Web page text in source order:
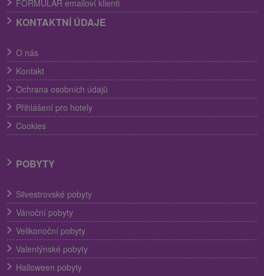
FORMULÁR emailoví klienti
KONTAKTNÍ ÚDAJE
O nás
Kontakt
Ochrana osobních údajů
Přihlášení pro hotely
Cookies
POBYTY
Silvestrovské pobyty
Vánoční pobyty
Velikonoční pobyty
Valentýnské pobyty
Halloween pobyty